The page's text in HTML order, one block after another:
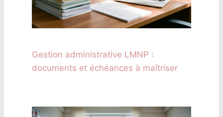
Gestion administrative LMNP :
documents et échéances à maîtriser